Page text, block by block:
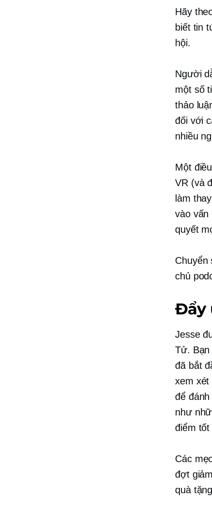
Hãy
biết tin
hội.
Người
một số
thảo
đối với
nhiều
Một
VR (và
làm
vào vấn
quyết
Chuyển
chủ
Đẩy
Jesse
Tử.
đã bắt
xem xét
để
như
điểm tốt
Các
đợt
quà